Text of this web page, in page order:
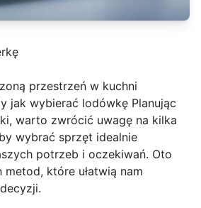
przestrzeń w kuchni
jak wybierać lodówkę Planując
warto zwrócić uwagę na kilka
wybrać sprzęt idealnie
potrzeb i oczekiwań. Oto
które ułatwią nam